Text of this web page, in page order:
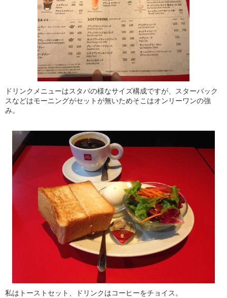
ドリンクメニューはスタバの様なサイズ構成ですが、スターバック
スなどはモーニングがセットが無いためそこはオンリーワンの強
み。
私はトーストセット、ドリンクはコーヒーをチョイス。